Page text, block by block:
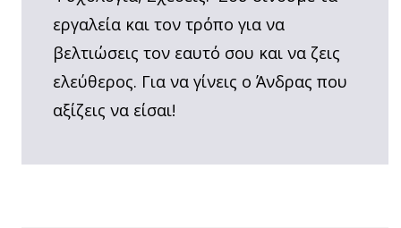
εργαλεία και τον τρόπο για να
βελτιώσεις τον εαυτό σου και να ζεις
ελεύθερος. Για να γίνεις ο Άνδρας που
αξίζεις να είσαι!